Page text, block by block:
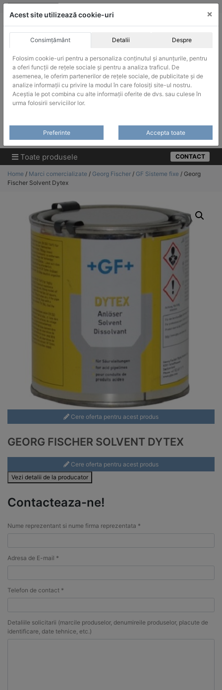
Skip
ACHIZITII PUBLICE
Produsele pot fi achizitionate si in sistemul SEAP / SICAP
Products
Toate produsele CONTACT
Home / Marci comercializate / Georg Fischer / GF Sisteme fixe / Georg
Fischer Solvent Dytex
Cere oferta pentru acest produs
GEORG FISCHER SOLVENT DYTEX
Cere oferta pentru acest produs
Vezi detalii de la producator
Contacteaza-ne!
Nume reprezentant si nume firma reprezentata *
Adresa de E-mail *
Telefon de contact *
Detaliile solicitarii (marcile produselor, denumireile produselor, placute de
identificare, date tehnice, etc.)
Acest site utilizează cookie-uri ×
Consimțământ Detalii Despre
Folosim cookie-uri pentru a personaliza conținutul și anunțurile, pentru
a oferi funcții de rețele sociale și pentru a analiza traficul. De
asemenea, le oferim partenerilor de rețele sociale, de publicitate și de
analize informații cu privire la modul în care folosiți site-ul nostru.
Aceștia le pot combina cu alte informații oferite de dvs. sau culese în
urma folosirii serviciilor lor.
Preferinte Accepta toate